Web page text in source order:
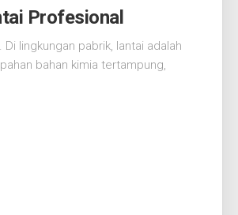
Profesional
lingkungan pabrik, lantai adalah
bahan kimia tertampung,